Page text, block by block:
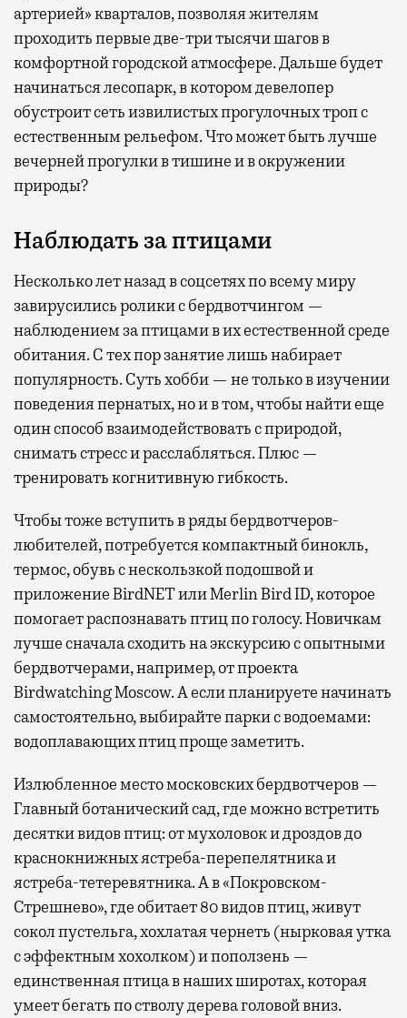
артерией» кварталов, позволяя жителям
проходить первые две-три тысячи шагов в
комфортной городской атмосфере. Дальше будет
начинаться лесопарк, в котором девелопер
обустроит сеть извилистых прогулочных троп с
естественным рельефом. Что может быть лучше
вечерней прогулки в тишине и в окружении
природы?
Наблюдать за птицами
Несколько лет назад в соцсетях по всему миру
завирусились ролики с бердвотчингом —
наблюдением за птицами в их естественной среде
обитания. С тех пор занятие лишь набирает
популярность. Суть хобби — не только в изучении
поведения пернатых, но и в том, чтобы найти еще
один способ взаимодействовать с природой,
снимать стресс и расслабляться. Плюс —
тренировать когнитивную гибкость.
Чтобы тоже вступить в ряды бердвотчеров-
любителей, потребуется компактный бинокль,
термос, обувь с нескользкой подошвой и
приложение BirdNET или Merlin Bird ID, которое
помогает распознавать птиц по голосу. Новичкам
лучше сначала сходить на экскурсию с опытными
бердвотчерами, например, от проекта
Birdwatching Moscow. А если планируете начинать
самостоятельно, выбирайте парки с водоемами:
водоплавающих птиц проще заметить.
Излюбленное место московских бердвотчеров —
Главный ботанический сад, где можно встретить
десятки видов птиц: от мухоловок и дроздов до
краснокнижных ястреба-перепелятника и
ястреба-тетеревятника. А в «Покровском-
Стрешнево», где обитает 80 видов птиц, живут
сокол пустельга, хохлатая чернеть (нырковая утка
с эффектным хохолком) и поползень —
единственная птица в наших широтах, которая
умеет бегать по стволу дерева головой вниз.